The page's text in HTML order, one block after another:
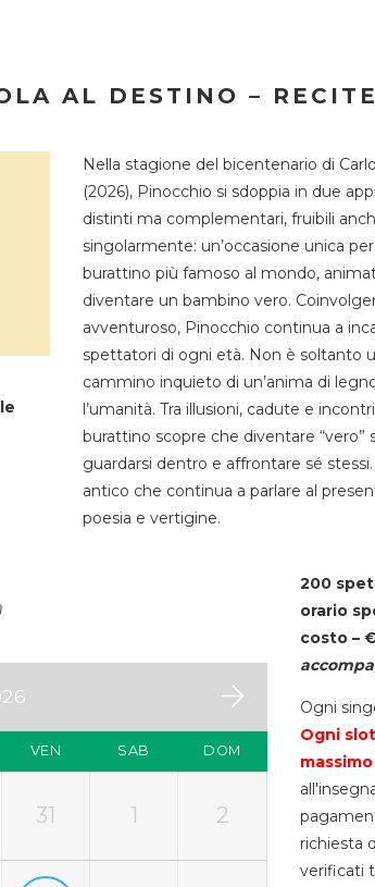
AL DESTINO –
Nella stagione del bicentenario di
(2026), Pinocchio si sdoppia in due
distinti ma complementari, fruibili
singolarmente: un’occasione unica
burattino più famoso al mondo,
diventare un bambino vero.
avventuroso, Pinocchio continua a
spettatori di ogni età. Non è soltanto
cammino inquieto di un’anima di
l’umanità. Tra illusioni, cadute e
burattino scopre che diventare “vero”
guardarsi dentro e affrontare sé
antico che continua a parlare al
poesia e vertigine.
VEN SAB DOM
31 1 2
200
orario
costo –
Ogni
Ogni
richiesta
verificati